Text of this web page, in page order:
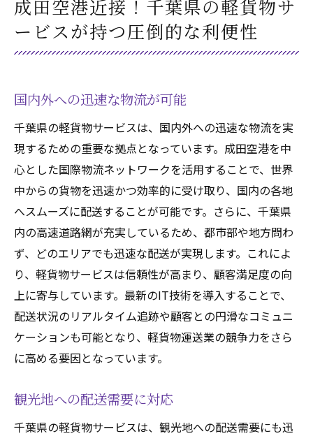
成田空港近接！千葉県の軽貨物サ
ービスが持つ圧倒的な利便性
国内外への迅速な物流が可能
千葉県の軽貨物サービスは、国内外への迅速な物流を実
現するための重要な拠点となっています。成田空港を中
心とした国際物流ネットワークを活用することで、世界
中からの貨物を迅速かつ効率的に受け取り、国内の各地
へスムーズに配送することが可能です。さらに、千葉県
内の高速道路網が充実しているため、都市部や地方問わ
ず、どのエリアでも迅速な配送が実現します。これによ
り、軽貨物サービスは信頼性が高まり、顧客満足度の向
上に寄与しています。最新のIT技術を導入することで、
配送状況のリアルタイム追跡や顧客との円滑なコミュニ
ケーションも可能となり、軽貨物運送業の競争力をさら
に高める要因となっています。
観光地への配送需要に対応
千葉県の軽貨物サービスは、観光地への配送需要にも迅